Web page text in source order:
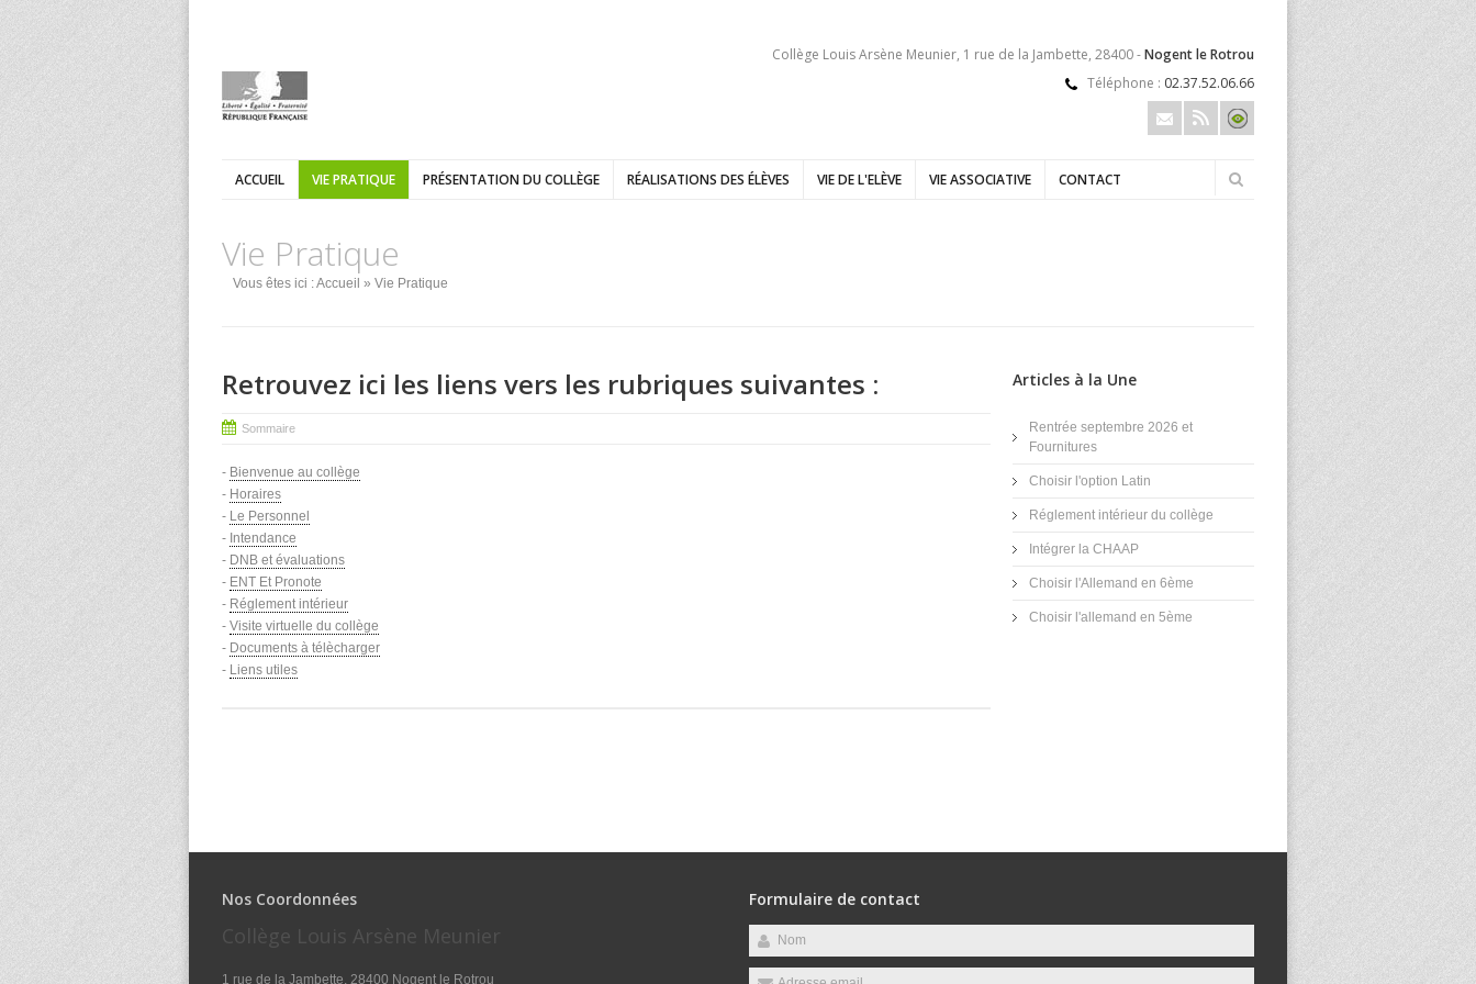
Collège Louis Arsène Meunier, 1 rue de la Jambette, 28400 -Nogent le Rotrou
Téléphone : 02.37.52.06.66
ACCUEIL VIE PRATIQUE PRÉSENTATION DU COLLÈGE RÉALISATIONS DES ÉLÈVES VIE DE L'ELÈVE VIE ASSOCIATIVE CONTACT
Vie Pratique
Vous êtes ici :Accueil » Vie Pratique
Retrouvez ici les liens vers les rubriques suivantes :
Sommaire
- Bienvenue au collège
- Horaires
- Le Personnel
- Intendance
- DNB et évaluations
- ENT Et Pronote
- Réglement intérieur
- Visite virtuelle du collège
- Documents à télècharger
- Liens utiles
Articles à la Une
Rentrée septembre 2026 et
Fournitures
Choisir l'option Latin
Réglement intérieur du collège
Intégrer la CHAAP
Choisir l'Allemand en 6ème
Choisir l'allemand en 5ème
Nos Coordonnées
Collège Louis Arsène Meunier
1 rue de la Jambette, 28400 Nogent le Rotrou
Formulaire de contact